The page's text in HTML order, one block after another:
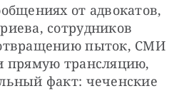
от адвокатов,
сотрудников
пыток, СМИ
прямую трансляцию,
факт: чеченские